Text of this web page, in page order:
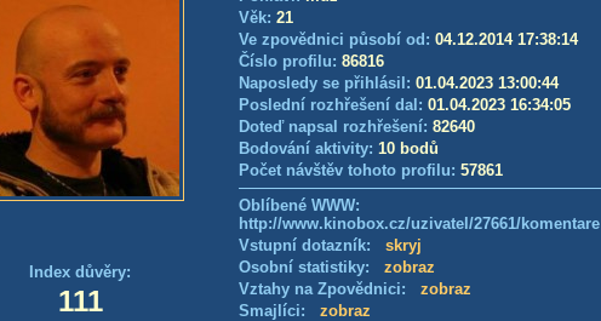
Index důvěry:
111
Věk: 21
Ve zpovědnici působí od: 04.12.2014 17:38:14
Číslo profilu: 86816
Naposledy se přihlásil: 01.04.2023 13:00:44
Poslední rozhřešení dal: 01.04.2023 16:34:05
Doteď napsal rozhřešení: 82640
Bodování aktivity: 10 bodů
Počet návštěv tohoto profilu: 57861
Oblíbené WWW:
http://www.kinobox.cz/uzivatel/27661/komentare
Vstupní dotazník: skryj
Osobní statistiky: zobraz
Vztahy na Zpovědnici: zobraz
Smajlíci: zobraz